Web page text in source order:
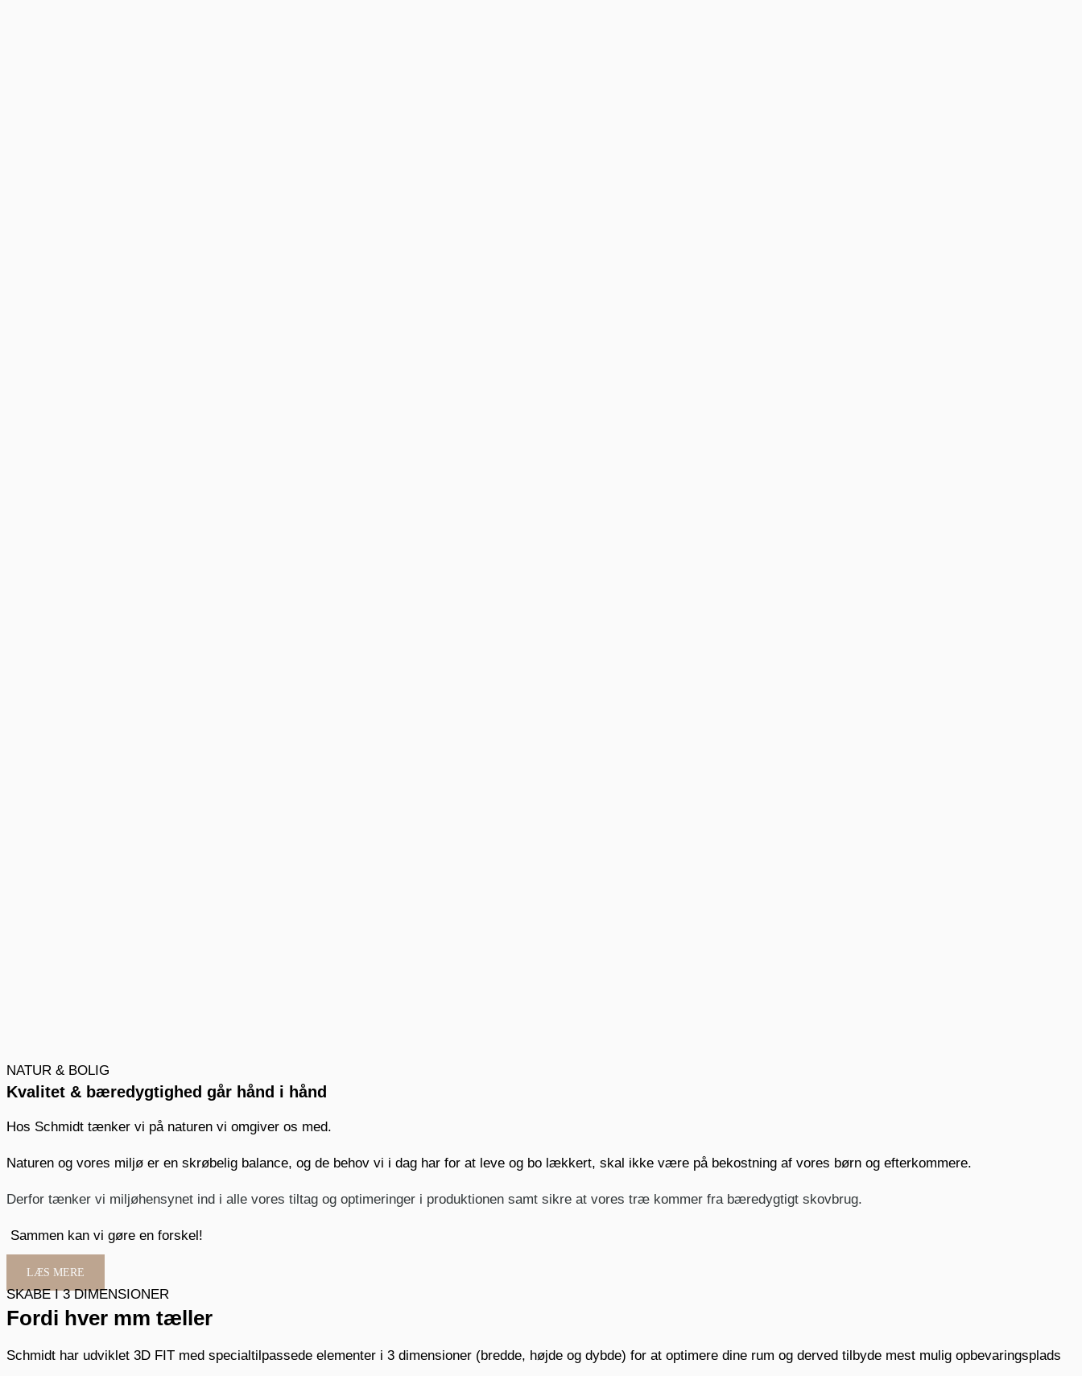
NATUR & BOLIG
Kvalitet & bæredygtighed går hånd i hånd
Hos Schmidt tænker vi på naturen vi omgiver os med.
Naturen og vores miljø er en skrøbelig balance, og de behov vi i dag har for at leve og bo lækkert, skal ikke være på bekostning af vores børn og efterkommere.
Derfor tænker vi miljøhensynet ind i alle vores tiltag og optimeringer i produktionen samt sikre at vores træ kommer fra bæredygtigt skovbrug.
Sammen kan vi gøre en forskel!
LÆS MERE
SKABE I 3 DIMENSIONER
Fordi hver mm tæller
Schmidt har udviklet 3D FIT med specialtilpassede elementer i 3 dimensioner (bredde, højde og dybde) for at optimere dine rum og derved tilbyde mest mulig opbevaringsplads